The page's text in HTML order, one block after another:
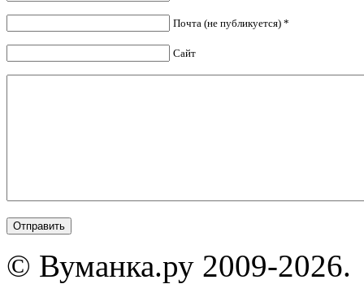
Почта (не публикуется) *
Сайт
© Вуманка.ру 2009-2026.